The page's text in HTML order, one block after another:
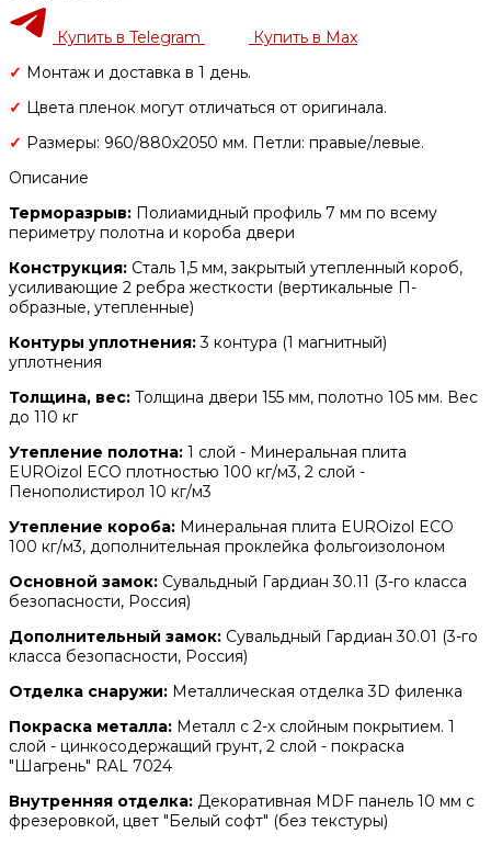
Купить в Telegram
Купить в Max
✓ Монтаж и доставка в 1 день.
✓ Цвета пленок могут отличаться от оригинала.
✓ Размеры: 960/880х2050 мм. Петли: правые/левые.
Описание
Терморазрыв: Полиамидный профиль 7 мм по всему
периметру полотна и короба двери
Конструкция: Сталь 1,5 мм, закрытый утепленный короб,
усиливающие 2 ребра жесткости (вертикальные П-
образные, утепленные)
Контуры уплотнения:3 контура (1 магнитный)
уплотнения
Толщина, вес: Толщина двери 155 мм, полотно 105 мм. Вес
до 110 кг
Утепление полотна: 1 слой - Минеральная плита
EUROizol ECO плотностью 100 кг/м3, 2 слой -
Пенополистирол 10 кг/м3
Утепление короба: Минеральная плита EUROizol ECO
100 кг/м3, дополнительная проклейка фольгоизолоном
Основной замок: Сувальдный Гардиан 30.11 (3-го класса
безопасности, Россия)
Дополнительный замок: Сувальдный Гардиан 30.01 (3-го
класса безопасности, Россия)
Отделка снаружи: Металлическая отделка 3D филенка
Покраска металла: Металл с 2-х слойным покрытием. 1
слой - цинкосодержащий грунт, 2 слой - покраска
"Шагрень" RAL 7024
Внутренняя отделка: Декоративная MDF панель 10 мм с
фрезеровкой, цвет "Белый софт" (без текстуры)